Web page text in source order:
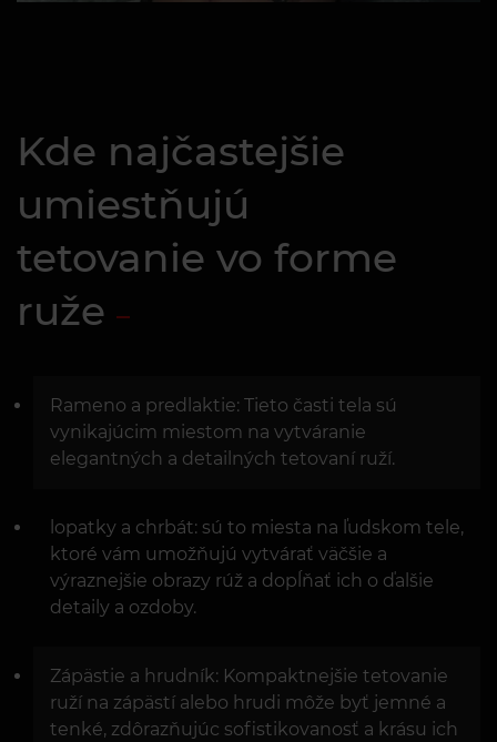
Kde najčastejšie
umiestňujú
tetovanie vo forme
ruže
Rameno a predlaktie: Tieto časti tela sú
vynikajúcim miestom na vytváranie
elegantných a detailných tetovaní ruží.
lopatky a chrbát: sú to miesta na ľudskom tele,
ktoré vám umožňujú vytvárať väčšie a
výraznejšie obrazy rúž a dopĺňať ich o ďalšie
detaily a ozdoby.
Zápästie a hrudník: Kompaktnejšie tetovanie
ruží na zápästí alebo hrudi môže byť jemné a
tenké, zdôrazňujúc sofistikovanosť a krásu ich